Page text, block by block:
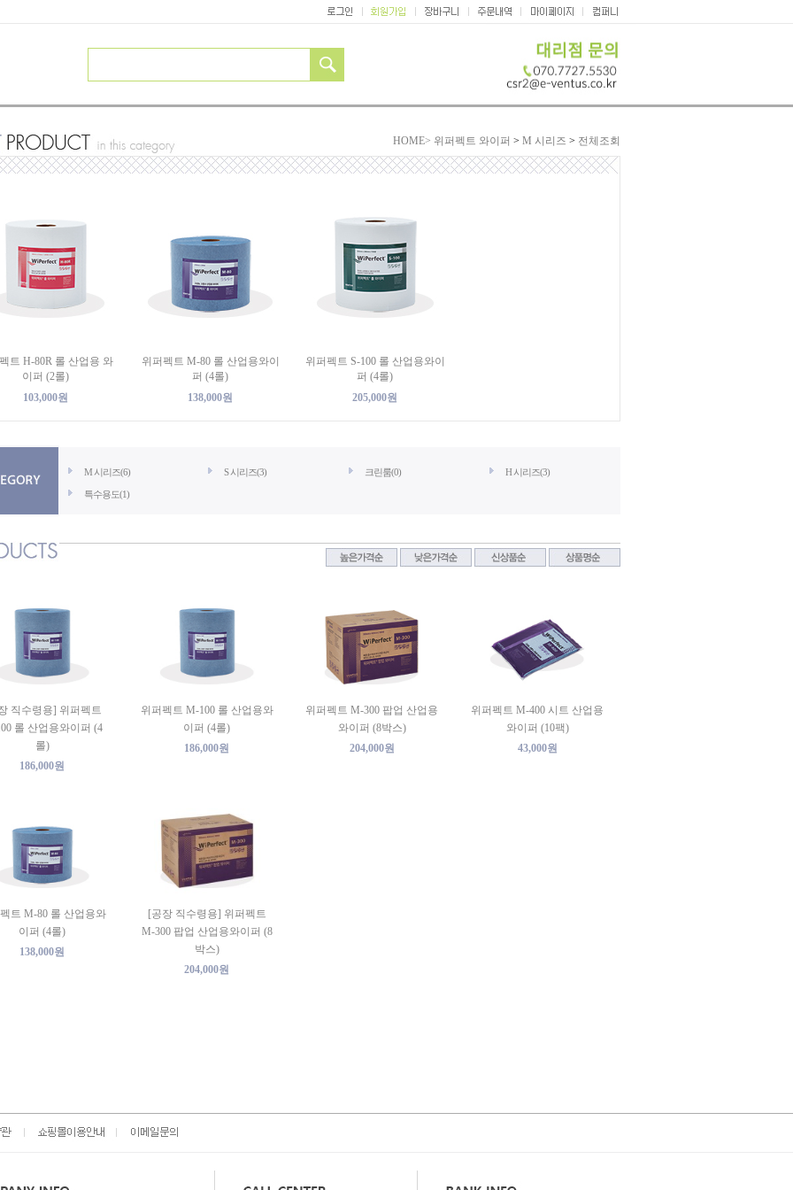
HOME> 위퍼펙트 와이퍼 > M 시리즈 > 전체조회
트 H-80R 롤 산업용 와
이퍼 (2롤)
103,000원
위퍼펙트 M-80 롤 산업용와이
퍼 (4롤)
138,000원
위퍼펙트 S-100 롤 산업용와이
퍼 (4롤)
205,000원
M 시리즈(6) S 시리즈(3) 크린룸(0) H 시리즈(3)
특수용도(1)
직수령용] 위퍼펙트
롤 산업용와이퍼 (4
롤)
186,000원
위퍼펙트 M-100 롤 산업용와
이퍼 (4롤)
186,000원
위퍼펙트 M-300 팝업 산업용
와이퍼 (8박스)
204,000원
위퍼펙트 M-400 시트 산업용
와이퍼 (10팩)
43,000원
트 M-80 롤 산업용와
이퍼 (4롤)
138,000원
[공장 직수령용] 위퍼펙트
M-300 팝업 산업용와이퍼 (8
박스)
204,000원